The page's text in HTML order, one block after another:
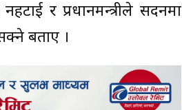
र प्रधानमन्त्रीले सदनमा
बताए ।